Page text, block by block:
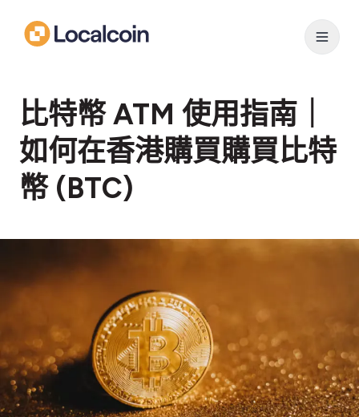
比特幣 ATM 使用指南｜
如何在香港購買購買比特
幣 (BTC)